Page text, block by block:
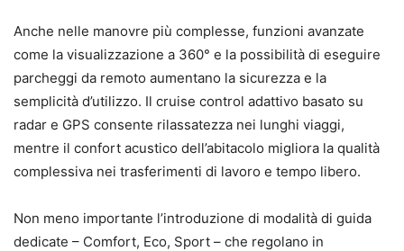
Anche nelle manovre più complesse, funzioni avanzate
come la visualizzazione a 360° e la possibilità di eseguire
parcheggi da remoto aumentano la sicurezza e la
semplicità d’utilizzo. Il cruise control adattivo basato su
radar e GPS consente rilassatezza nei lunghi viaggi,
mentre il confort acustico dell’abitacolo migliora la qualità
complessiva nei trasferimenti di lavoro e tempo libero.
Non meno importante l’introduzione di modalità di guida
dedicate – Comfort, Eco, Sport – che regolano in